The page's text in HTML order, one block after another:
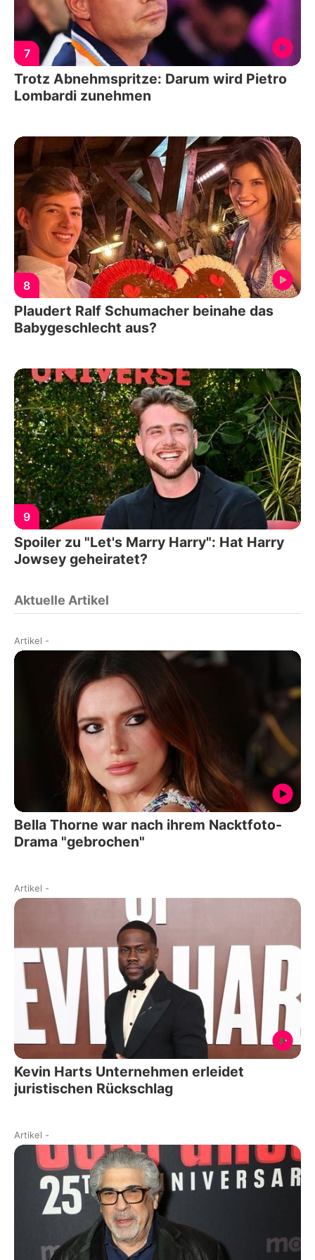
7
Trotz Abnehmspritze: Darum wird Pietro
Lombardi zunehmen
8
Plaudert Ralf Schumacher beinahe das
Babygeschlecht aus?
9
Spoiler zu "Let's Marry Harry": Hat Harry
Jowsey geheiratet?
Aktuelle Artikel
Artikel -
Bella Thorne war nach ihrem Nacktfoto-
Drama "gebrochen"
Artikel -
Kevin Harts Unternehmen erleidet
juristischen Rückschlag
Artikel -